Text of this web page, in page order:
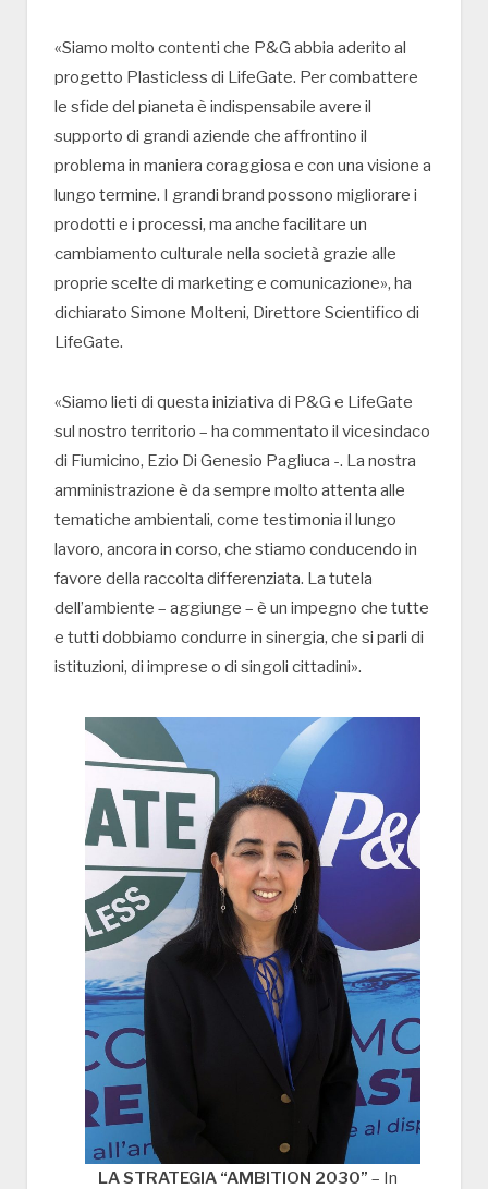
«Siamo molto contenti che P&G abbia aderito al
progetto Plasticless di LifeGate. Per combattere
le sfide del pianeta è indispensabile avere il
supporto di grandi aziende che affrontino il
problema in maniera coraggiosa e con una visione a
lungo termine. I grandi brand possono migliorare i
prodotti e i processi, ma anche facilitare un
cambiamento culturale nella società grazie alle
proprie scelte di marketing e comunicazione», ha
dichiarato Simone Molteni, Direttore Scientifico di
LifeGate.
«Siamo lieti di questa iniziativa di P&G e LifeGate
sul nostro territorio – ha commentato il vicesindaco
di Fiumicino, Ezio Di Genesio Pagliuca -. La nostra
amministrazione è da sempre molto attenta alle
tematiche ambientali, come testimonia il lungo
lavoro, ancora in corso, che stiamo conducendo in
favore della raccolta differenziata. La tutela
dell’ambiente – aggiunge – è un impegno che tutte
e tutti dobbiamo condurre in sinergia, che si parli di
istituzioni, di imprese o di singoli cittadini».
LA STRATEGIA “AMBITION 2030” – In